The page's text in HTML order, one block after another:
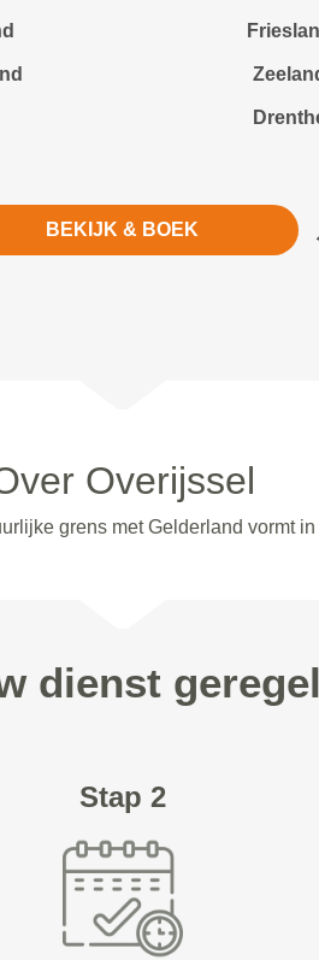
BEKIJK & BOEK
Overijssel
grens met Gelderland vormt
dienst
Stap 2